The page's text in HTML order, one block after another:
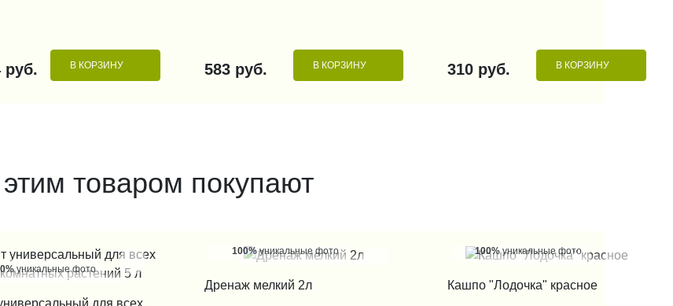
руб. В КОРЗИНУ 583 руб. В КОРЗИНУ 310 руб. В КОРЗИНУ
товаром покупают
уникальные фото
КУПИТЬ В 1 КЛИК
100%уникальные фото
Дренаж мелкий 2л
100%уникальные фото
Кашпо "Лодочка" красное